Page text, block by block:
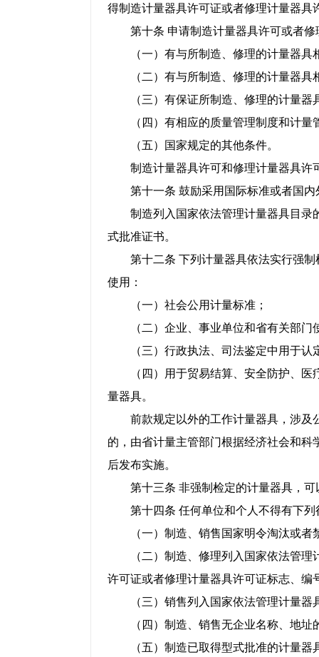
得制造计量器具许可证或者修理计量器具
第十条 申请制造计量器具许可或者修
（一）有与所制造、修理的计量器具
（二）有与所制造、修理的计量器具
（三）有保证所制造、修理的计量器
（四）有相应的质量管理制度和计量
（五）国家规定的其他条件。
制造计量器具许可和修理计量器具许
第十一条 鼓励采用国际标准或者国内
制造列入国家依法管理计量器具目录
式批准证书。
第十二条 下列计量器具依法实行强制
使用：
（一）社会公用计量标准；
（二）企业、事业单位和省有关部门
（三）行政执法、司法鉴定中用于认
（四）用于贸易结算、安全防护、医
量器具。
前款规定以外的工作计量器具，涉及
的，由省计量主管部门根据经济社会和
后发布实施。
第十三条 非强制检定的计量器具，可
第十四条 任何单位和个人不得有下列
（一）制造、销售国家明令淘汰或者
（二）制造、修理列入国家依法管理
许可证或者修理计量器具许可证标志、编
（三）销售列入国家依法管理计量器
（四）制造、销售无企业名称、地址
（五）制造已取得型式批准的计量器